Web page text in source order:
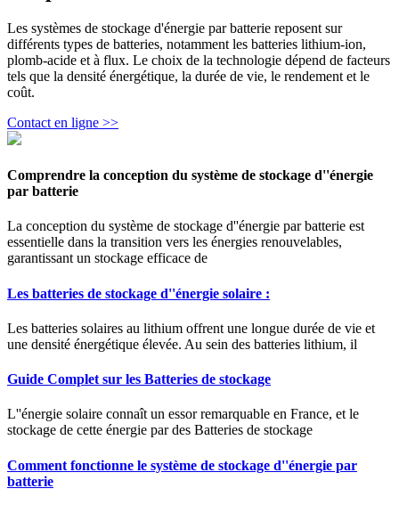
Les systèmes de stockage d'énergie par batterie reposent sur
différents types de batteries, notamment les batteries lithium-ion,
plomb-acide et à flux. Le choix de la technologie dépend de facteurs
tels que la densité énergétique, la durée de vie, le rendement et le
coût.
Contact en ligne >>
Comprendre la conception du système de stockage d''énergie
par batterie
La conception du système de stockage d''énergie par batterie est
essentielle dans la transition vers les énergies renouvelables,
garantissant un stockage efficace de
Les batteries de stockage d''énergie solaire :
Les batteries solaires au lithium offrent une longue durée de vie et
une densité énergétique élevée. Au sein des batteries lithium, il
Guide Complet sur les Batteries de stockage
L''énergie solaire connaît un essor remarquable en France, et le
stockage de cette énergie par des Batteries de stockage
Comment fonctionne le système de stockage d''énergie par
batterie